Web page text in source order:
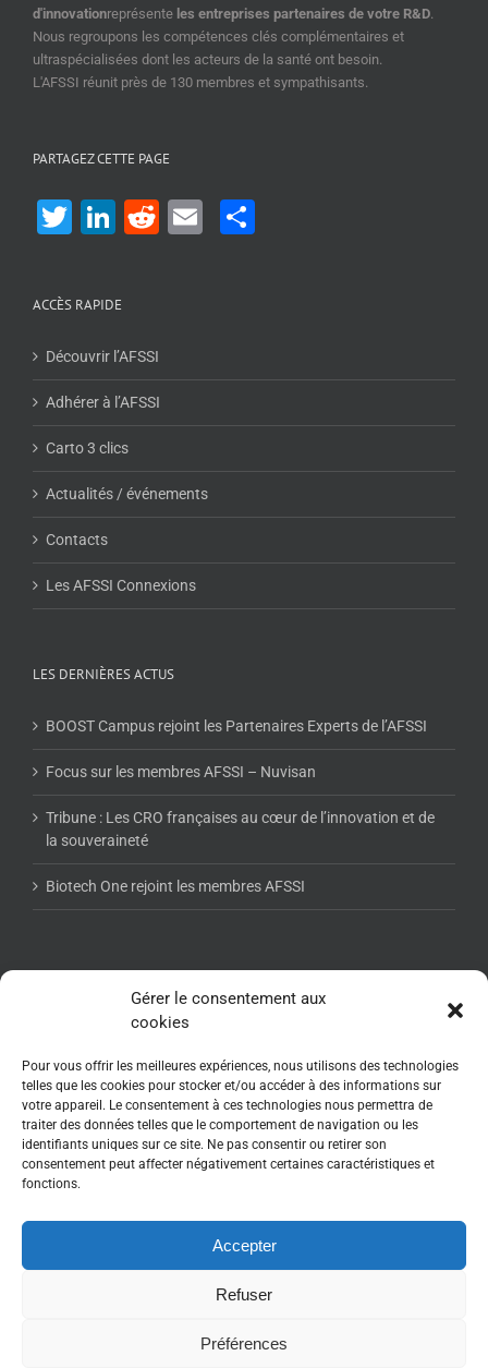
Gérer le consentement aux
cookies
Pour vous offrir les meilleures expériences, nous utilisons des technologies
telles que les cookies pour stocker et/ou accéder à des informations sur
votre appareil. Le consentement à ces technologies nous permettra de
traiter des données telles que le comportement de navigation ou les
identifiants uniques sur ce site. Ne pas consentir ou retirer son
consentement peut affecter négativement certaines caractéristiques et
fonctions.
Accepter
Refuser
Préférences
d'innovationreprésente les entreprises partenaires de votre R&D.
Nous regroupons les compétences clés complémentaires et
ultraspécialisées dont les acteurs de la santé ont besoin.
L'AFSSI réunit près de 130 membres et sympathisants.
PARTAGEZ CETTE PAGE
Twitter
LinkedIn
Reddit
Email
ACCÈS RAPIDE
Découvrir l’AFSSI
Adhérer à l’AFSSI
Carto 3 clics
Actualités / événements
Contacts
Les AFSSI Connexions
LES DERNIÈRES ACTUS
BOOST Campus rejoint les Partenaires Experts de l’AFSSI
Focus sur les membres AFSSI – Nuvisan
Tribune : Les CRO françaises au cœur de l’innovation et de
la souveraineté
Biotech One rejoint les membres AFSSI
NEWSLETTER AFSSI
Essentiel MARKETING | Webdesign : WebRelief.fr